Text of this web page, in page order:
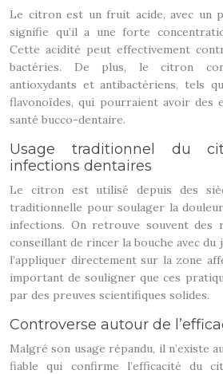
Le citron est un fruit acide, avec un
signifie qu’il a une forte
Cette acidité peut effectivement
bactéries. De plus, le citron
antioxydants et antibactériens, tels
flavonoïdes, qui pourraient avoir des
santé bucco-dentaire.
Usage traditionnel du
infections dentaires
Le citron est utilisé depuis des
traditionnelle pour soulager la
infections. On retrouve souvent des
conseillant de rincer la bouche avec du
l’appliquer directement sur la zone
important de souligner que ces
par des preuves scientifiques solides.
Controverse autour de
Malgré son usage répandu, il n’existe
fiable qui confirme l’efficacité du